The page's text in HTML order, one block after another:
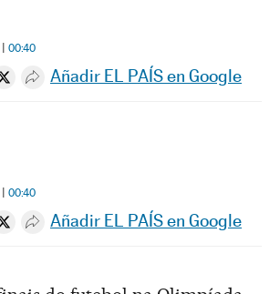
00:40
en Whatsapp
en Facebook
Compartir en Twitter
Desplegar Redes Sociales
Añadir EL PAÍS en Google
00:40
en Whatsapp
en Facebook
Compartir en Twitter
Desplegar Redes Sociales
Añadir EL PAÍS en Google